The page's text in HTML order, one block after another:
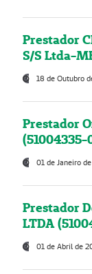
Prestador
S/S Ltda-
18 de Outubro
Prestador
(51004335-
01 de Janeiro
Prestador
LTDA
01 de Abril de